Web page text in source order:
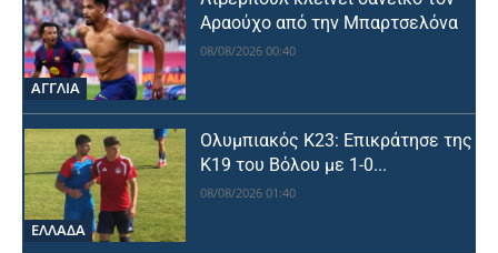
ΑΓΓΛΙΑ
Αραούχο από την Μπαρτσελόνα
08/08/2026 00:40
ΕΛΛΑΔΑ
Ολυμπιακός Κ23: Επικράτησε της
Κ19 του Βόλου με 1-0...
08/08/2026 01:40